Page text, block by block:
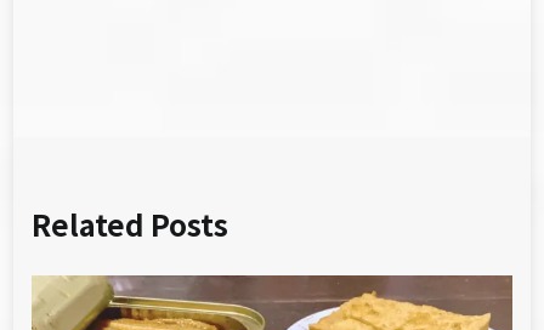
Related Posts